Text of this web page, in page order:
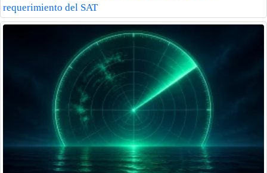
requerimiento del SAT